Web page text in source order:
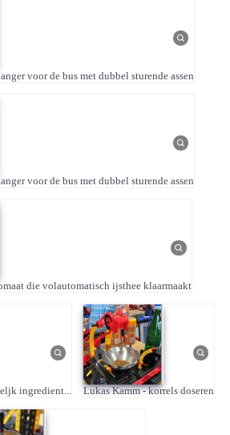
voor de bus met dubbel sturende assen
voor de bus met dubbel sturende assen
die volautomatisch ijsthee klaarmaakt
ingredient... Lukas Kamm - korrels doseren